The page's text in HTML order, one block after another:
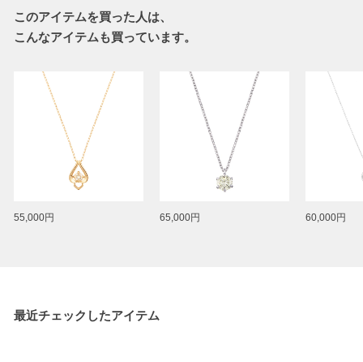
このアイテムを買った人は、
こんなアイテムも買っています。
55,000円 65,000円 60,000円
最近チェックしたアイテム